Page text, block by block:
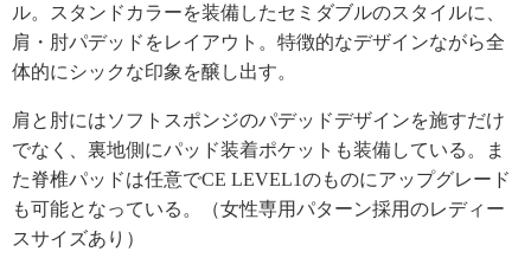
ル。スタンドカラーを装備したセミダブルのスタイルに、
肩・肘パデッドをレイアウト。特徴的なデザインながら全
体的にシックな印象を醸し出す。
肩と肘にはソフトスポンジのパデッドデザインを施すだけ
でなく、裏地側にパッド装着ポケットも装備している。ま
た脊椎パッドは任意でCE LEVEL1のものにアップグレード
も可能となっている。（女性専用パターン採用のレディー
スサイズあり）